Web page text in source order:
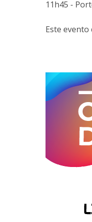
11h45 -
Este evento